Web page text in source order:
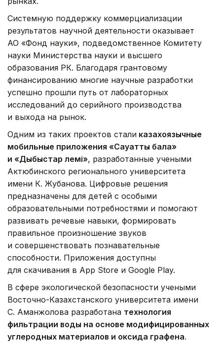
Системную поддержку коммерциализации
результатов научной деятельности оказывает
АО «Фонд науки», подведомственное Комитету
науки Министерства науки и высшего
образования РК. Благодаря грантовому
финансированию многие научные разработки
успешно прошли путь от лабораторных
исследований до серийного производства
и выхода на рынок.
Одним из таких проектов стали казахоязычные
мобильные приложения «Сауатты бала»
и «Дыбыстар әлемі», разработанные учеными
Актюбинского регионального университета
имени К. Жубанова. Цифровые решения
предназначены для детей с особыми
образовательными потребностями и помогают
развивать речевые навыки, формировать
правильное произношение звуков
и совершенствовать познавательные
способности. Приложения доступны
для скачивания в App Store и Google Play.
В сфере экологической безопасности учеными
Восточно-Казахстанского университета имени
С. Аманжолова разработана технология
фильтрации воды на основе модифицированных
углеродных материалов и оксида графена.